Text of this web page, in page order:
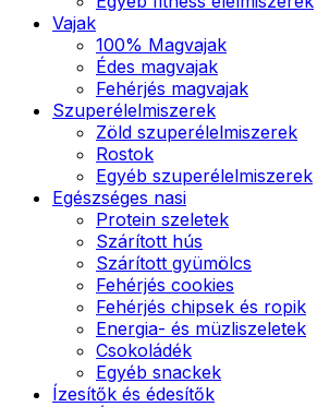
Vajak
100% Magvajak
Édes magvajak
Fehérjés magvajak
Szuperélelmiszerek
Zöld szuperélelmiszerek
Rostok
Egyéb szuperélelmiszerek
Egészséges nasi
Protein szeletek
Szárított hús
Szárított gyümölcs
Fehérjés cookies
Fehérjés chipsek és ropik
Energia- és müzliszeletek
Csokoládék
Egyéb snackek
Ízesítők és édesítők